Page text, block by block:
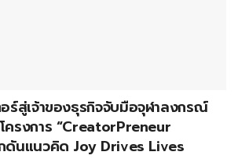
ร์สู่เจ้าของธุรกิจจับมือจุฬาลงกรณ์
รงการ “CreatorPreneur
ดันแนวคิด Joy Drives Lives